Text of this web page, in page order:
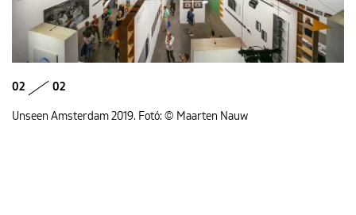
02 02
Unseen Amsterdam 2019. Fotó: © Maarten Nauw